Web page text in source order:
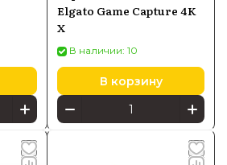
Elgato Game Capture 4K
X
В наличии: 10
В корзину